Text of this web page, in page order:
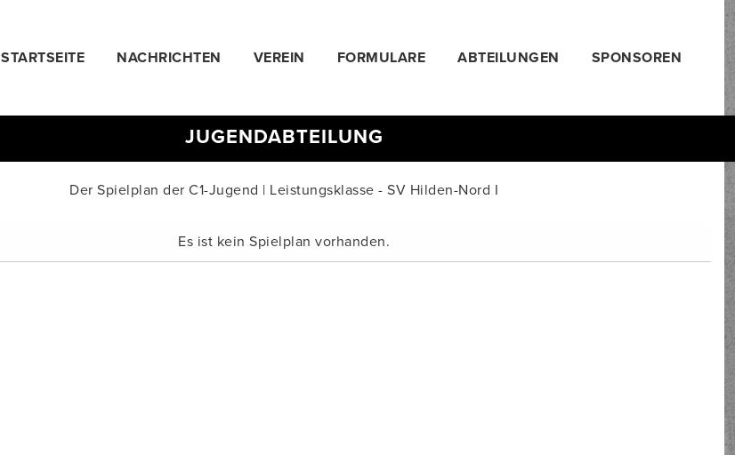
STARTSEITE NACHRICHTEN VEREIN FORMULARE ABTEILUNGEN SPONSOREN
JUGENDABTEILUNG
Der Spielplan der C1-Jugend | Leistungsklasse - SV Hilden-Nord I
Es ist kein Spielplan vorhanden.